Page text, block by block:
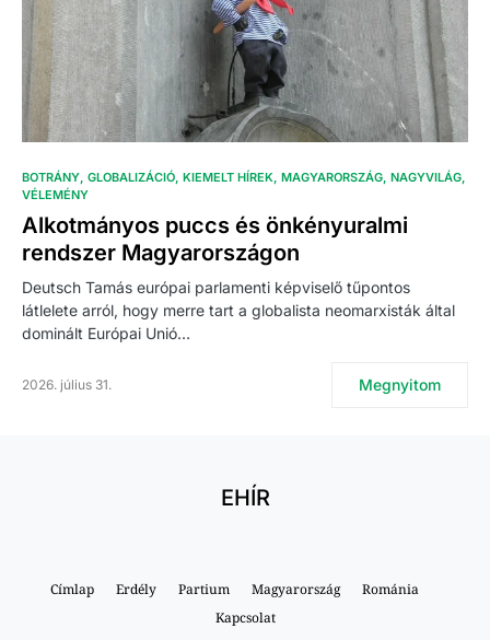
BOTRÁNY GLOBALIZÁCIÓ KIEMELT HÍREK MAGYARORSZÁG NAGYVILÁG
VÉLEMÉNY
Alkotmányos puccs és önkényuralmi
rendszer Magyarországon
Deutsch Tamás európai parlamenti képviselő tűpontos
látlelete arról, hogy merre tart a globalista neomarxisták által
dominált Európai Unió…
2026. július 31. Megnyitom
EHÍR
Címlap Erdély Partium Magyarország
Románia
Kapcsolat